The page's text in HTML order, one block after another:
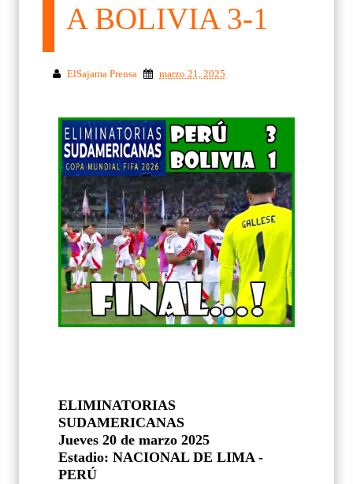
A BOLIVIA 3-1
ElSajama Prensa marzo 21, 2025
ELIMINATORIAS
SUDAMERICANAS
Jueves 20 de marzo 2025
Estadio: NACIONAL DE LIMA -
PERÚ